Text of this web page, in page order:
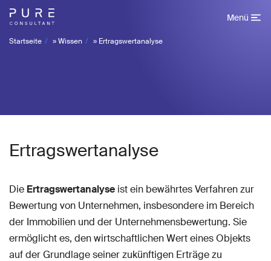
Menü
Startseite »Wissen » Ertragswertanalyse
Ertragswertanalyse
Die Ertragswertanalyse ist ein bewährtes Verfahren zur
Bewertung von Unternehmen, insbesondere im Bereich
der Immobilien und der Unternehmensbewertung. Sie
ermöglicht es, den wirtschaftlichen Wert eines Objekts
auf der Grundlage seiner zukünftigen Erträge zu